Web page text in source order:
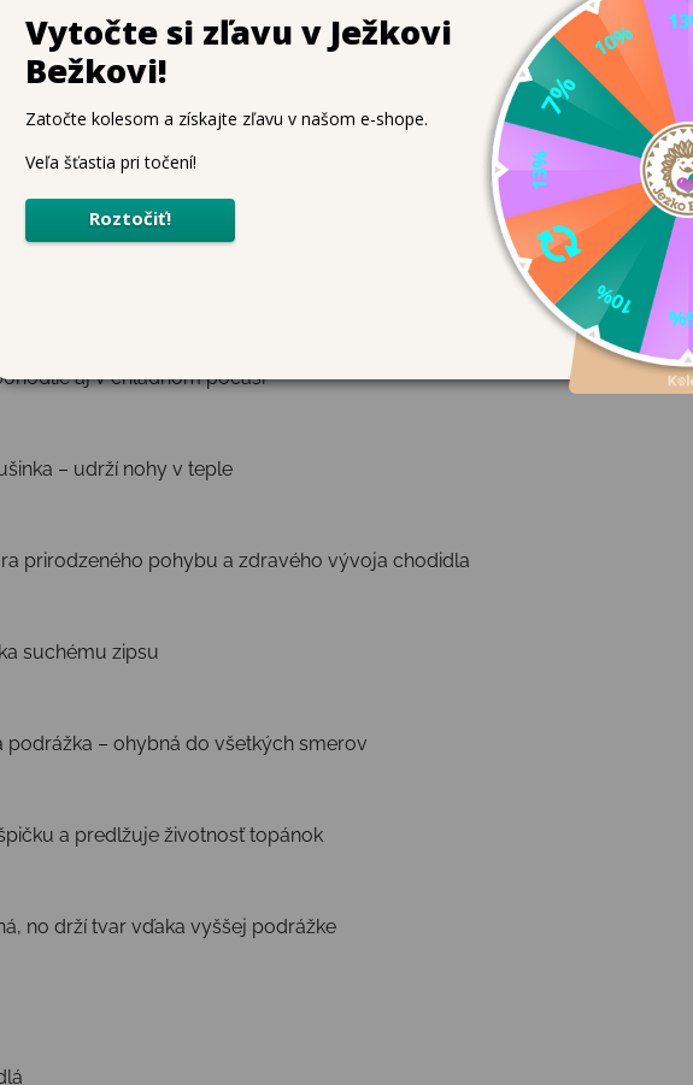
značiek
barefoot kožené topánky na normálne až užšie nohy
topánky, ktoré podporujú prirodzený pohyb detí aj počas chladných dní.
okopom vpredu – ideálne pre malé nožky, ktoré sa nezastavia ani v
aj v chladnom počasí
– udrží nohy v teple
prirodzeného pohybu a zdravého vývoja chodidla
suchému zipsu
podrážka – ohybná do všetkých smerov
a predlžuje životnosť topánok
no drží tvar vďaka vyššej podrážke